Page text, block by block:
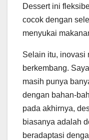
Dessert ini
cocok dengan
menyukai
Selain itu, inovasi
berkembang.
masih punya
dengan bahan-
pada akhirnya,
biasanya adalah
beradaptasi